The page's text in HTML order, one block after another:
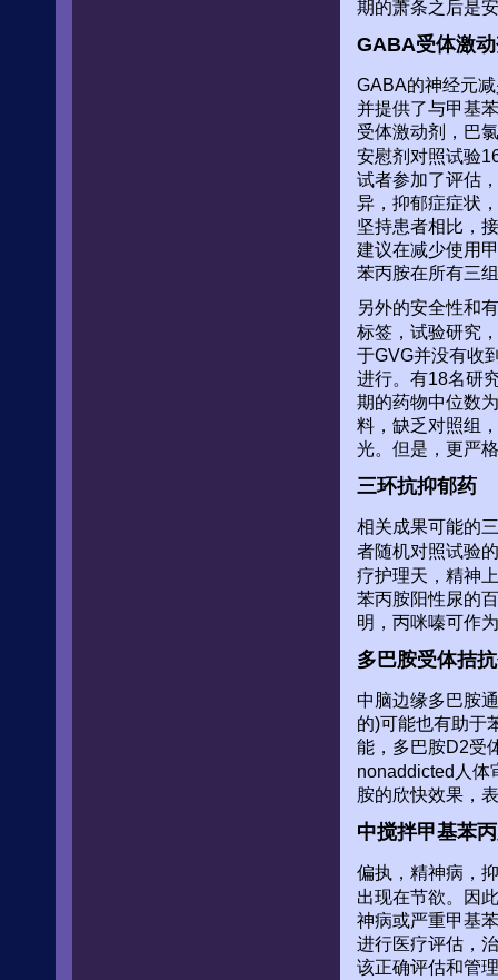
期的萧条之后是
GABA受体激
GABA的神经元
并提供了与甲基
受体激动剂，巴
安慰剂对照试验
试者参加了评估
异，抑郁症症状
坚持患者相比，
建议在减少使用
苯丙胺在所有三
另外的安全性和
标签，试验研究
于GVG并没有收
进行。有18名研
期的药物中位数
料，缺乏对照组
光。但是，更严
三环抗抑郁药
相关成果可能的
者随机对照试验
疗护理天，精神
苯丙胺阳性尿的
明，丙咪嗪可作
多巴胺受体拮
中脑边缘多巴胺
的)可能也有助于
能，多巴胺D2受
nonaddicted人体
胺的欣快效果，
中搅拌甲基苯
偏执，精神病，
出现在节欲。因
神病或严重甲基
进行医疗评估，
该正确评估和管